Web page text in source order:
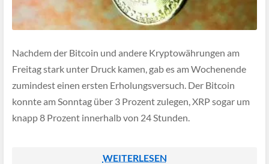
Nachdem der Bitcoin und andere Kryptowährungen am
Freitag stark unter Druck kamen, gab es am Wochenende
zumindest einen ersten Erholungsversuch. Der Bitcoin
konnte am Sonntag über 3 Prozent zulegen, XRP sogar um
knapp 8 Prozent innerhalb von 24 Stunden.
WEITERLESEN